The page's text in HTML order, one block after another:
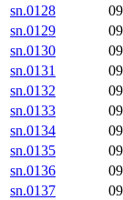
sn.0128
sn.0129
sn.0130
sn.0131
sn.0132
sn.0133
sn.0134
sn.0135
sn.0136
sn.0137